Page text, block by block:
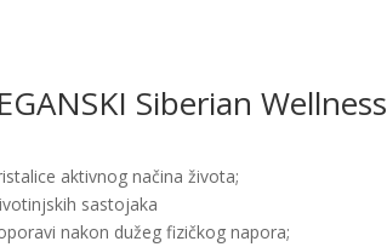
Siberian Wellness
aktivnog načina života;
sastojaka
nakon dužeg fizičkog napora;